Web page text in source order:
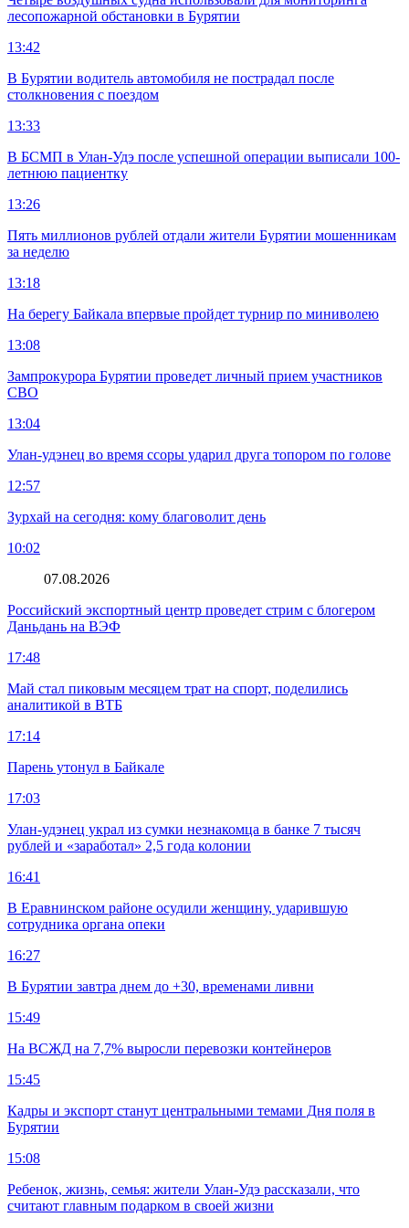
лесопожарной обстановки в Бурятии
13:42
В Бурятии водитель автомобиля не пострадал после
столкновения с поездом
13:33
В БСМП в Улан-Удэ после успешной операции выписали 100-
летнюю пациентку
13:26
Пять миллионов рублей отдали жители Бурятии мошенникам
за неделю
13:18
На берегу Байкала впервые пройдет турнир по миниволею
13:08
Зампрокурора Бурятии проведет личный прием участников
СВО
13:04
Улан-удэнец во время ссоры ударил друга топором по голове
12:57
Зурхай на сегодня: кому благоволит день
10:02
07.08.2026
Российский экспортный центр проведет стрим с блогером
Даньдань на ВЭФ
17:48
Май стал пиковым месяцем трат на спорт, поделились
аналитикой в ВТБ
17:14
Парень утонул в Байкале
17:03
Улан-удэнец украл из сумки незнакомца в банке 7 тысяч
рублей и «заработал» 2,5 года колонии
16:41
В Еравнинском районе осудили женщину, ударившую
сотрудника органа опеки
16:27
В Бурятии завтра днем до +30, временами ливни
15:49
На ВСЖД на 7,7% выросли перевозки контейнеров
15:45
Кадры и экспорт станут центральными темами Дня поля в
Бурятии
15:08
Ребенок, жизнь, семья: жители Улан-Удэ рассказали, что
считают главным подарком в своей жизни